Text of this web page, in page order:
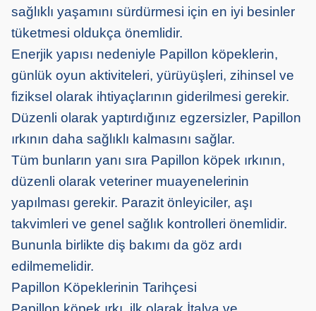
sağlıklı yaşamını sürdürmesi için en iyi besinler
tüketmesi oldukça önemlidir.
Enerjik yapısı nedeniyle Papillon köpeklerin,
günlük oyun aktiviteleri, yürüyüşleri, zihinsel ve
fiziksel olarak ihtiyaçlarının giderilmesi gerekir.
Düzenli olarak yaptırdığınız egzersizler, Papillon
ırkının daha sağlıklı kalmasını sağlar.
Tüm bunların yanı sıra Papillon köpek ırkının,
düzenli olarak veteriner muayenelerinin
yapılması gerekir. Parazit önleyiciler, aşı
takvimleri ve genel sağlık kontrolleri önemlidir.
Bununla birlikte diş bakımı da göz ardı
edilmemelidir.
Papillon Köpeklerinin Tarihçesi